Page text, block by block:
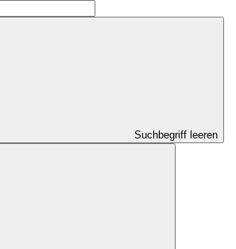
Suchbegriff leeren